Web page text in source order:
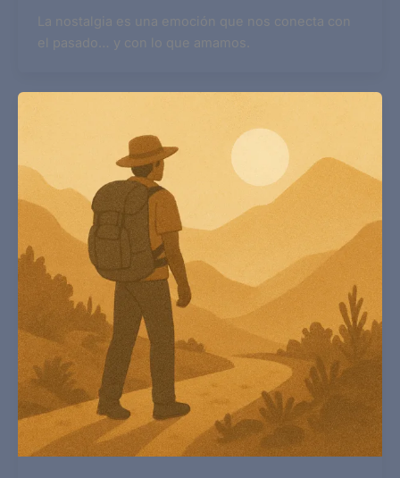
La nostalgia es una emoción que nos conecta con
el pasado… y con lo que amamos.